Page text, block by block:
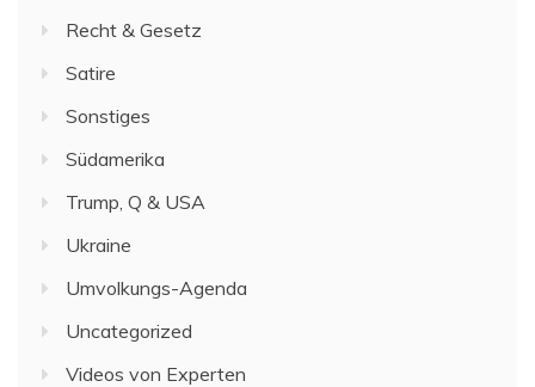
Recht & Gesetz
Satire
Sonstiges
Südamerika
Trump, Q & USA
Ukraine
Umvolkungs-Agenda
Uncategorized
Videos von Experten